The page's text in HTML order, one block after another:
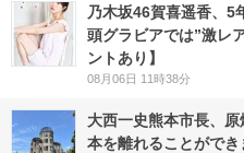
乃木坂46賀喜遥香、
頭グラビアでは”激レ
ントあり】
08月06日 11時38分
大西一史熊本市長、
本を離れることがで